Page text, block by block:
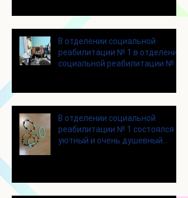
В отделении социальной
реабилитации № 1 в отделении
социальной реабилитации № 1
В отделении социальной
реабилитации № 1 состоялся
уютный и очень душевный